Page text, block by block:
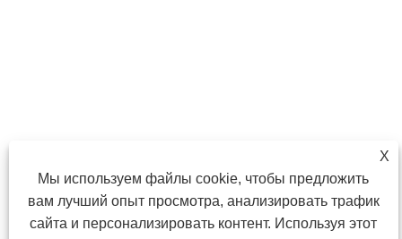
X
Мы используем файлы cookie, чтобы предложить
вам лучший опыт просмотра, анализировать трафик
сайта и персонализировать контент. Используя этот